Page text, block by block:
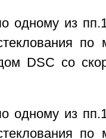
одному из
DSC со
одному из